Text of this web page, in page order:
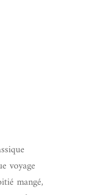
voyage
mangé,